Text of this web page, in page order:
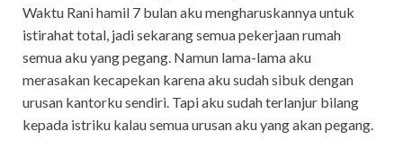
Waktu Rani hamil 7 bulan aku mengharuskannya untuk
istirahat total, jadi sekarang semua pekerjaan rumah
semua aku yang pegang. Namun lama-lama aku
merasakan kecapekan karena aku sudah sibuk dengan
urusan kantorku sendiri. Tapi aku sudah terlanjur bilang
kepada istriku kalau semua urusan aku yang akan pegang.